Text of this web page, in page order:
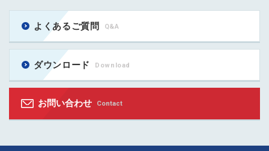
よくあるご質問 Q&A
ダウンロード Download
お問い合わせ Contact